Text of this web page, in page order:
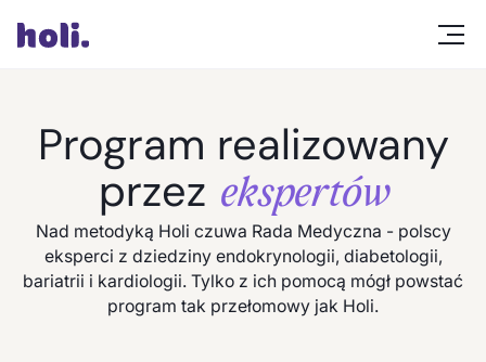
Program realizowany
przez ekspertów
Nad metodyką Holi czuwa Rada Medyczna - polscy
eksperci z dziedziny endokrynologii, diabetologii,
bariatrii i kardiologii. Tylko z ich pomocą mógł powstać
program tak przełomowy jak Holi.